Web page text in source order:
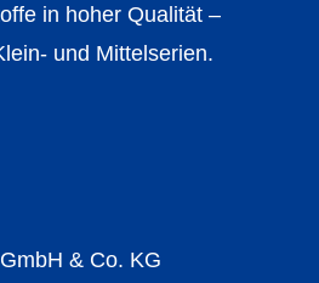
in hoher Qualität –
und Mittelserien.
& Co. KG